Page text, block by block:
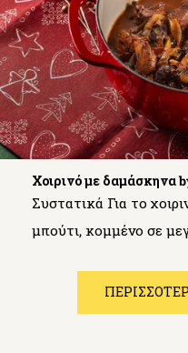
Χοιρινό με δαμάσκηνα
Συστατικά Για το
μπούτι, κομμένο σε